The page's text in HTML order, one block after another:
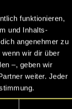
funktionieren,
und Inhalts-
angenehmer zu
wir dir über
–, geben wir
weiter. Jeder